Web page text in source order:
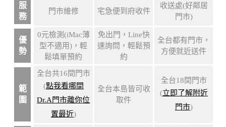
服
務
門市維修 宅急便到府收件
收送處(好鄰居
門市)
優
勢
0元檢測(iMac薄
型不適用)，輕
鬆填單預約
免出門，Line快
速詢問，輕鬆預
約
全台都有門市，
方便就近送件
範
圍
全台共16間門市
(點我看哪間
Dr.A門市離你位
置最近)
全台本島皆可收
取件
全台18間門市
(立即了解附近
門市)